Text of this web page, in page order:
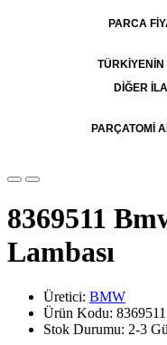
PARCA
TÜRKİYENİN
DİĞER
PARÇATOMİ
8369511
Lambası
Üretici: BMW
Ürün Kodu: 8369511
Stok Durumu: 2-3